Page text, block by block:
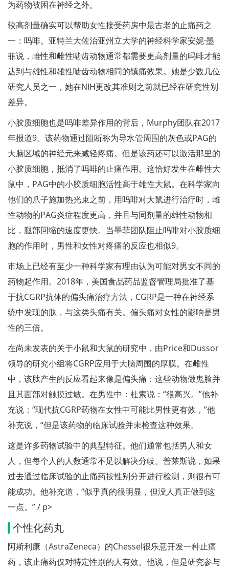
为药物被困在神经之外。
较高剂量确实可以帮助女性接受药房中最古老的止痛药之
一：吗啡。亚特兰大佐治亚州立大学的神经科学家安妮·墨
菲说，雌性和雌性啮齿动物通常都需要更高剂量的吗啡才能
达到与雄性和雄性啮齿动物相同的镇痛效果。她是少数几位
研究人员之一，她在NIH更改其准则之前就已经在研究性别
差异。
小胶质细胞也是吗啡差异作用的背后，Murphy团队在2017
年报道9。该药物通过阻断称为导水管周围的灰色或PAG的
大脑区域的神经元来减轻疼痛。但是该药还可以激活那里的
小胶质细胞，抵消了吗啡的止痛作用。这恰好发生在雌性大
鼠中，PAG中的小胶质细胞活性高于雄性大鼠。在科学家向
他们的爪子施加热光束之前，用吗啡对大鼠进行治疗时，雌
性动物的PAG炎症程度更高，并且与同剂量的雄性动物相
比，腿部回缩的速度更快。当墨菲团队阻止吗啡对小胶质细
胞的作用时，男性和女性对疼痛的反应也相似9。
市场上已经有至少一种科学家有理由认为可能对男女不同的
药物起作用。2018年，美国食品药品监督管理局批准了基
于抗CGRP抗体的偏头痛治疗方法，CGRP是一种在神经系
统中发现的肽，与这类头痛有关。偏头痛对女性的影响是男
性的三倍。
在尚未发表的关于小鼠和大鼠的研究中，由Price和Dussor
领导的研究小组将CGRP应用于大脑周围的厚膜。在雌性
中，该肽产生的反应看起来像是偏头痛：这些动物做鬼脸并
且其面部对触摸过敏。在男性中：杜索说：“很高兴。”他补
充说：“现代抗CGRP药物在女性中可能比男性更有效，”他
补充说，“但是该药物的临床试验并未检查这种效果。
这是许多药物试验中的典型特征。他们通常包括男人和女
人，但每个人的人数通常不足以解决分歧。普莱斯说，如果
过去通过临床试验的止痛药按性别分开进行检测，则很有可
能成功。他补充道，“似乎真的很明显，但没人真正做到这
一点。” / p>
个性化药丸
阿斯利康（AstraZeneca）的Chessel很乐意开发一种止痛
药，该止痛药仅对特定性别的人有效。他说，但是研究参与